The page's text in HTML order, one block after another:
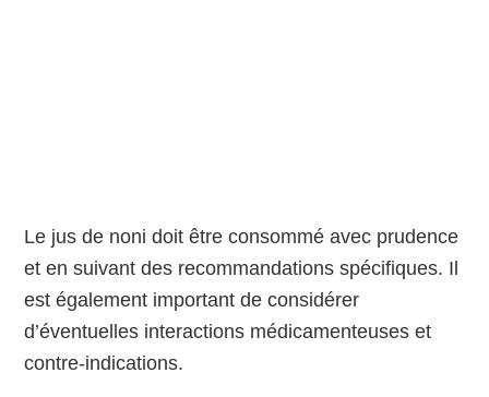
Le jus de noni doit être consommé avec prudence
et en suivant des recommandations spécifiques. Il
est également important de considérer
d’éventuelles interactions médicamenteuses et
contre-indications.